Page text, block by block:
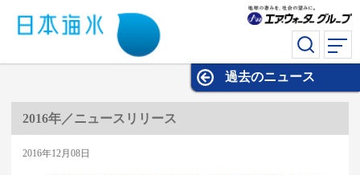
過去のニュース
過去のニュース
2016年／ニュースリリース
2016年12月08日